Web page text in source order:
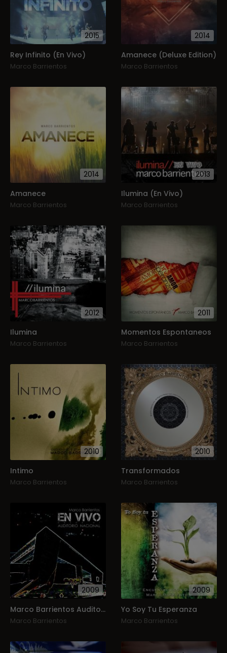
2015
Rey Infinito (En Vivo)
Marco Barrientos
2014
Amanece (Deluxe Edition)
Marco Barrientos
2014
Amanece
Marco Barrientos
2013
Ilumina (En Vivo)
Marco Barrientos
2012
Ilumina
Marco Barrientos
2011
Momentos Espontaneos
Marco Barrientos
2010
Intimo
Marco Barrientos
2010
Transformados
Marco Barrientos
2009
Marco Barrientos Auditorio Nacional
Marco Barrientos
2009
Yo Soy Tu Esperanza
Marco Barrientos